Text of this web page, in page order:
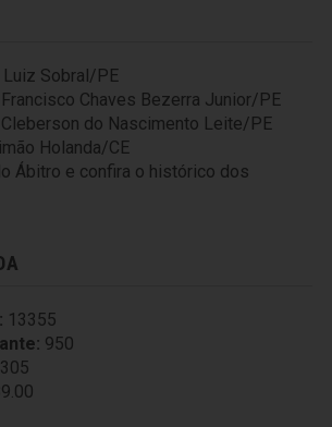
Luiz Sobral/PE
Francisco Chaves Bezerra Junior/PE
Cleberson do Nascimento Leite/PE
Holanda/CE
Ábitro e confira o histórico dos
13355
950